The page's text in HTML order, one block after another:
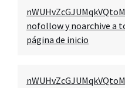
nofollow y noarchive a
página de inicio